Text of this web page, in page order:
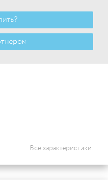
Все характеристики...